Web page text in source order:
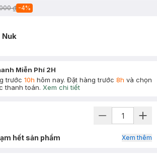
₫ -4%
Nuk
Miễn Phí 2H
trước 10h hôm nay. Đặt hàng trước 8h và chọn
thanh toán. Xem chi tiết
hết sản phẩm Xem thêm